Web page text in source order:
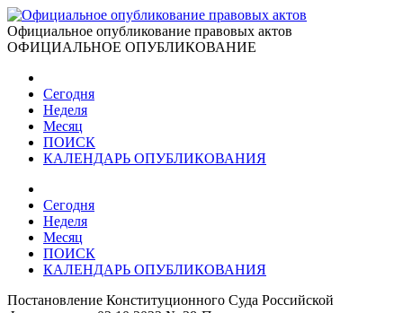
Официальное опубликование правовых актов
ОФИЦИАЛЬНОЕ ОПУБЛИКОВАНИЕ
Сегодня
Неделя
Месяц
ПОИСК
КАЛЕНДАРЬ ОПУБЛИКОВАНИЯ
Сегодня
Неделя
Месяц
ПОИСК
КАЛЕНДАРЬ ОПУБЛИКОВАНИЯ
Постановление Конституционного Суда Российской